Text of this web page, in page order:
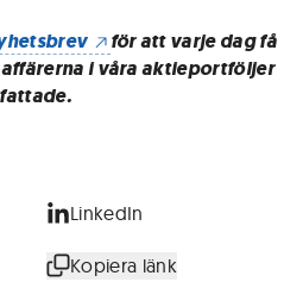
för att varje dag få
i våra aktieportföljer
LinkedIn
Kopiera länk